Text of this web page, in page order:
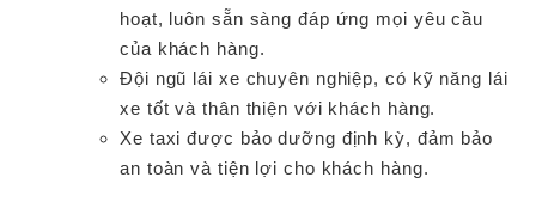
hoạt, luôn sẵn sàng đáp ứng mọi yêu cầu
của khách hàng.
Đội ngũ lái xe chuyên nghiệp, có kỹ năng lái
xe tốt và thân thiện với khách hàng.
Xe taxi được bảo dưỡng định kỳ, đảm bảo
an toàn và tiện lợi cho khách hàng.